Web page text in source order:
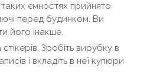
ємностях прийнято
перед будинком. Ви
його інакше.
Зробіть вирубку в
і вкладіть в неї купюри